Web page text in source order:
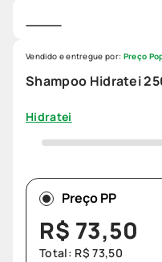
Shampoo Hidratei
Hidratei
Vendido e entregue por: Preço
Preço PP
R$ 73,50
Total: R$ 73,50